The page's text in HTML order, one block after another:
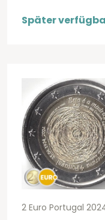
Später
2 Euro Portugal